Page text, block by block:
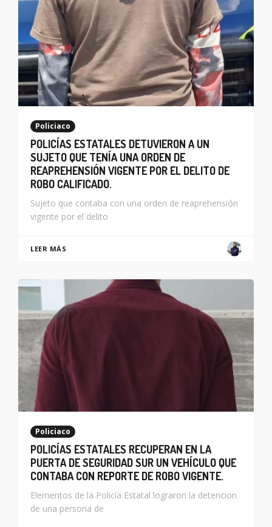
Policiaco
POLICÍAS ESTATALES DETUVIERON A UN
SUJETO QUE TENÍA UNA ORDEN DE
REAPREHENSIÓN VIGENTE POR EL DELITO DE
ROBO CALIFICADO.
Sujeto que contaba con una orden de reaprehensión
vigente por el delito
LEER MÁS
Policiaco
POLICÍAS ESTATALES RECUPERAN EN LA
PUERTA DE SEGURIDAD SUR UN VEHÍCULO QUE
CONTABA CON REPORTE DE ROBO VIGENTE.
Elementos de la Policía Estatal lograron la detencion
de una persona de